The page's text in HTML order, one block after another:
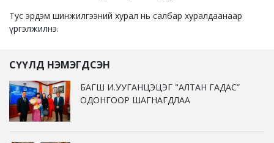
Тус эрдэм шинжилгээний хурал нь салбар хуралдаанаар
үргэлжилнэ.
СҮҮЛД НЭМЭГДСЭН
БАГШ И.УУГАНЦЭЦЭГ "АЛТАН ГАДАС”
ОДОНГООР ШАГНАГДЛАА